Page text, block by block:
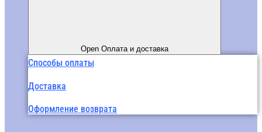
Open Оплата и доставка
Способы оплаты
Доставка
Оформление возврата